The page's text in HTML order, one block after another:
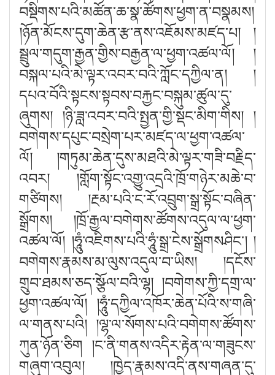
བསྡིགས་པའི་མཚོན་ཆ་སྣ་ཚོགས་ཕྱག་ན་བསྣམས།
།ཉོན་མོངས་དུག་ཆེན་རྩ་ནས་འཇོམས་མཛད་པ། །
སྦྲུལ་གདུག་རྒྱན་གྱིས་བརྒྱན་ལ་ཕྱག་འཚལ་ལོ། །
བསྐལ་པའི་མེ་ལྟར་འབར་བའི་ཀློང་དཀྱིལ་ན། །
དཔའ་བོའི་སྟངས་སྟབས་བརྐྱང་བསྐུམ་ཚུལ་དུ་
ཞུགས། །ཉི་ཟླ་འབར་བའི་སྤྱན་གྱི་སྡང་མིག་གིས། །
བགེགས་དཔུང་བསྲེག་པར་མཛད་ལ་ཕྱག་འཚལ་
ལོ། །གཏུམ་ཆེན་དུས་མཐའི་མེ་ལྟར་གཟི་བརྗིད་
འབར། །གློག་སྟོང་འགྱུ་འདྲའི་ཁྲོ་གཉེར་མཆེ་བ་
གཙིགས། །རྔམ་པའི་ང་རོ་འབྲུག་སྒྲ་སྟོང་བཞིན་
སྒྲོགས། །ཁྲོ་རྒྱལ་བགེགས་ཚོགས་འདུལ་ལ་ཕྱག་
འཚལ་ལོ། །ཧཱུཾ་འཇིགས་པའི་ཧཱུཾ་སྒྲ་ངེས་སྒྲོགསཤིང༌། །
བགེགས་རྣམས་མ་ལུས་འདུལ་བ་ཡིས། །དངོས་
གྲུབ་ཐམས་ཅད་སྩོལ་བའི་ལྷ། །བགེགས་ཀྱི་དགྲ་ལ་
ཕྱག་འཚལ་ལོ། །ཧཱུཾ་དཀྱིལ་འཁོར་ཆེན་པོའི་ས་གཞི་
ལ་གནས་པའི། །ལྷ་ལ་སོགས་པའི་བགེགས་ཚོགས་
ཀུན་ཉོན་ཅིག །ང་ནི་གནས་འདིར་རྟེན་ལ་གཟུངས་
གཞུག་འབུལ། །ཁྱེད་རྣམས་འདི་ནས་གཞན་དུ་